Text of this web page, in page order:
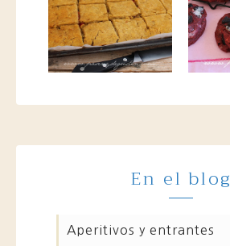
En el blog
aperitivos y entrantes